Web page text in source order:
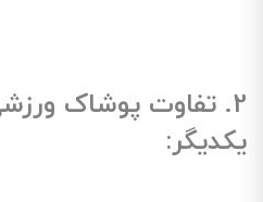
2. تفاوت پوشاک
یکدیگر: